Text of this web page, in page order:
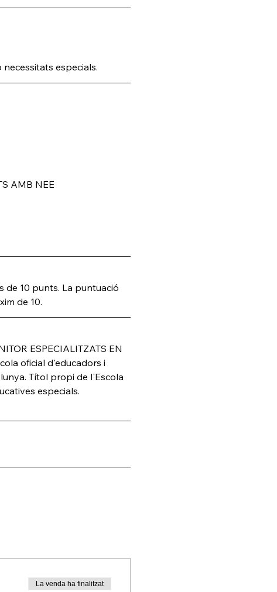
especials.
AMB NEE
de 10 punts. La puntuació
de 10.
ESPECIALITZATS EN
oficial d'educadors i
Títol propi de l'Escola
especials.
La venda ha finalitzat